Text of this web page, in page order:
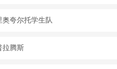
夸尔托学生队
拉腾斯